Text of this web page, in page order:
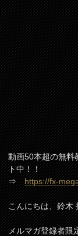
動画50本超の無料
ト中！！
⇒https://fx-
こんにちは、鈴木
メルマガ登録者限